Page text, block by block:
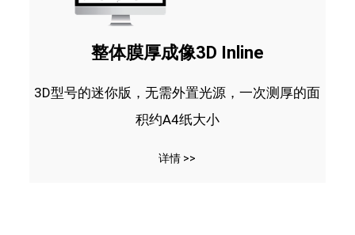
整体膜厚成像3D Inline
3D型号的迷你版，无需外置光源，一次测厚的面
积约A4纸大小
详情 >>